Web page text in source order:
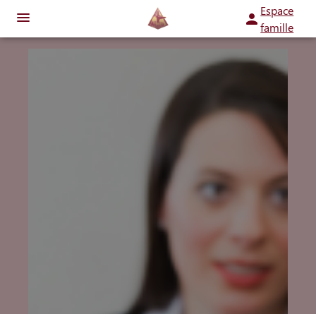
Espace
famille